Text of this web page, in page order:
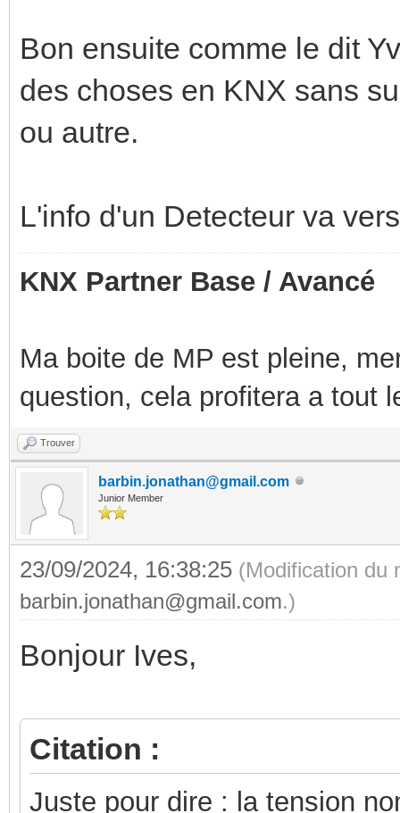
Bon ensuite comme le dit
des choses en KNX sans
ou autre.
L'info d'un Detecteur va
KNX Partner Base / Avancé
Ma boite de MP est pleine,
question, cela profitera a tout
Trouver
barbin.jonathan@gmail.com
Junior Member
23/09/2024, 16:38:25 (Modification du
barbin.jonathan@gmail.com.)
Bonjour Ives,
Citation :
Juste pour dire : la tension